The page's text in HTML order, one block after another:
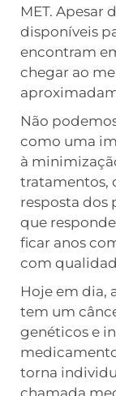
MET. Apesar
disponíveis
encontram
chegar ao
Não
como uma
à
tratamentos,
resposta dos
que
ficar anos
com
Hoje em dia,
tem um
genéticos e
torna
chamada